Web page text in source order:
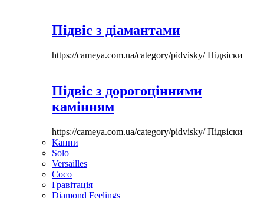
Підвіс з діамантами
https://cameya.com.ua/category/pidvisky/Підвіски
Підвіс з дорогоцінними
камінням
https://cameya.com.ua/category/pidvisky/Підвіски
Канни
Solo
Versailles
Coco
Гравітація
Diamond Feelings